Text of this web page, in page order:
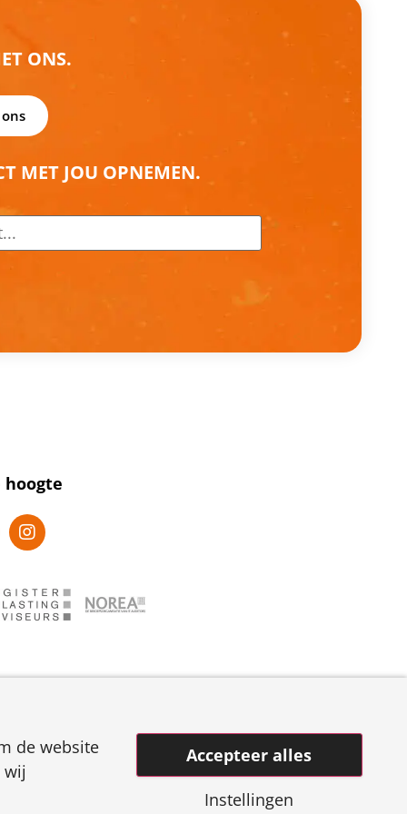
ONS.
MET JOU OPNEMEN.
hoogte
de website
wij
Accepteer alles
Instellingen